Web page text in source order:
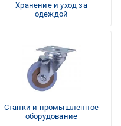
Хранение и уход за
одеждой
Станки и промышленное
оборудование